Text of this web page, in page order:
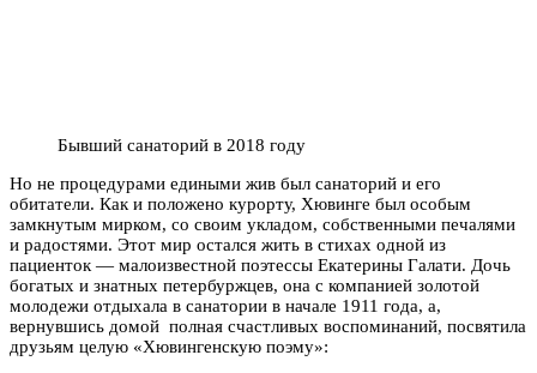
Бывший санаторий в 2018 году
Но не процедурами едиными жив был санаторий и его
обитатели. Как и положено курорту, Хювинге был особым
замкнутым мирком, со своим укладом, собственными печалями
и радостями. Этот мир остался жить в стихах одной из
пациенток — малоизвестной поэтессы Екатерины Галати. Дочь
богатых и знатных петербуржцев, она с компанией золотой
молодежи отдыхала в санатории в начале 1911 года, а,
вернувшись домой полная счастливых воспоминаний, посвятила
друзьям целую «Хювингенскую поэму»: